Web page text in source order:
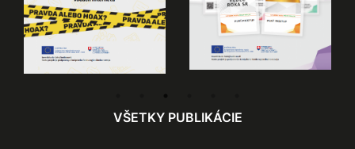
VŠETKY PUBLIKÁCIE